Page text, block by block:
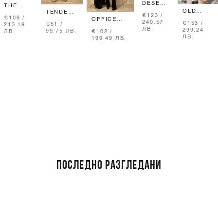
THE
OF
DENIM
ДЪНКИ
€109 /
213.19
ЛВ.
TENDER
SHIRT ОТ
ПЛЕТИВО
€51 /
99.75 ЛВ.
OFFICE
ПАНТАЛОН
С
€102 /
199.49 ЛВ.
DESERT
ДЪНКИ
€123 /
240.57
ЛВ.
OLD
БЛЕЙЗЪР
-
NATURAL
€153 /
299.24
ЛВ.
ПОСЛЕДНО РАЗГЛЕДАНИ